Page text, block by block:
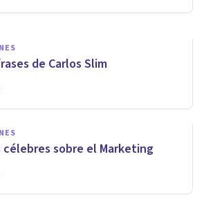
de Carlos Slim
célebres sobre el Marketing